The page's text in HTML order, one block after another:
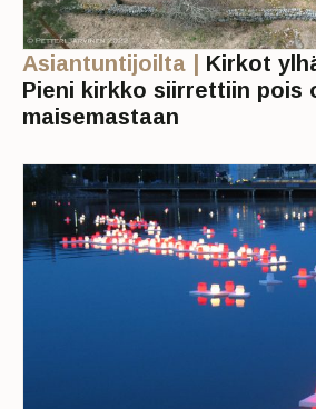
Asiantuntijoilta | Kirkot
Pieni kirkko siirrettiin pois
maisemastaan